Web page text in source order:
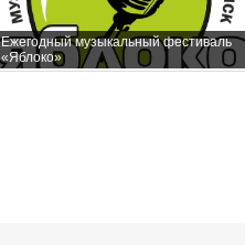
Ежегодный музыкальный фестиваль
«Яблоко»